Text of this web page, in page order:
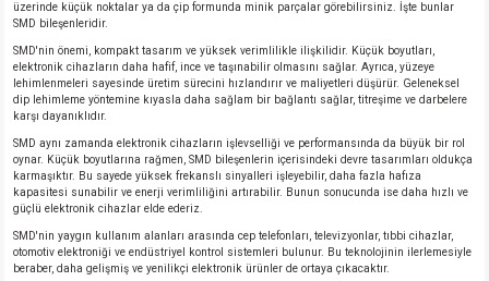
üzerinde küçük noktalar ya da çip formunda minik parçalar görebilirsiniz. İşte bunlar
SMD bileşenleridir.
SMD'nin önemi, kompakt tasarım ve yüksek verimlilikle ilişkilidir. Küçük boyutları,
elektronik cihazların daha hafif, ince ve taşınabilir olmasını sağlar. Ayrıca, yüzeye
lehimlenmeleri sayesinde üretim sürecini hızlandırır ve maliyetleri düşürür. Geleneksel
dip lehimleme yöntemine kıyasla daha sağlam bir bağlantı sağlar, titreşime ve darbelere
karşı dayanıklıdır.
SMD aynı zamanda elektronik cihazların işlevselliği ve performansında da büyük bir rol
oynar. Küçük boyutlarına rağmen, SMD bileşenlerin içerisindeki devre tasarımları oldukça
karmaşıktır. Bu sayede yüksek frekanslı sinyalleri işleyebilir, daha fazla hafıza
kapasitesi sunabilir ve enerji verimliliğini artırabilir. Bunun sonucunda ise daha hızlı ve
güçlü elektronik cihazlar elde ederiz.
SMD'nin yaygın kullanım alanları arasında cep telefonları, televizyonlar, tıbbi cihazlar,
otomotiv elektroniği ve endüstriyel kontrol sistemleri bulunur. Bu teknolojinin ilerlemesiyle
beraber, daha gelişmiş ve yenilikçi elektronik ürünler de ortaya çıkacaktır.